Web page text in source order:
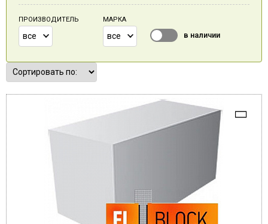
ПРОИЗВОДИТЕЛЬ
все
МАРКА
все в наличии